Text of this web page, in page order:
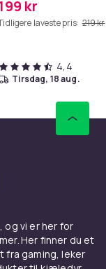
kr
laveste pris: 219 kr
4,4
tirsdag, 18 aug.
og vi er her for
Her finner du et
fra gaming, leker